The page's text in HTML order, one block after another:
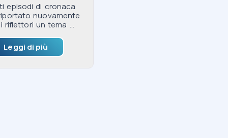
episodi di cronaca
nuovamente
riflettori un tema ...
Leggi di più